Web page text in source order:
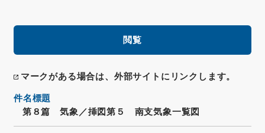
閲覧
マークがある場合は、外部サイトにリンクします。
件名標題
第８篇 気象／挿図第５ 南支気象一覧図